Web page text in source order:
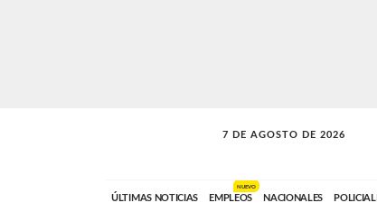
7 DE AGOSTO DE 2026
LA MOVIDA
ÚLTIMAS NOTICIAS EMPLEOS
NUEVO
NACIONALES